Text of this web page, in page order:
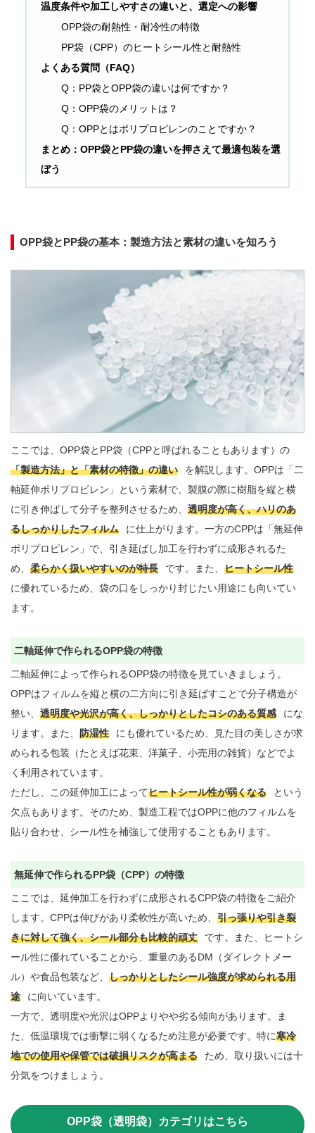
温度条件や加工しやすさの違いと、選定への影響
OPP袋の耐熱性・耐冷性の特徴
PP袋（CPP）のヒートシール性と耐熱性
よくある質問（FAQ）
Q：PP袋とOPP袋の違いは何ですか？
Q：OPP袋のメリットは？
Q：OPPとはポリプロピレンのことですか？
まとめ：OPP袋とPP袋の違いを押さえて最適包装を選
ぼう
OPP袋とPP袋の基本：製造方法と素材の違いを知ろう
ここでは、OPP袋とPP袋（CPPと呼ばれることもあります）の
「製造方法」と「素材の特徴」の違い
を解説します。OPPは「二
軸延伸ポリプロピレン」という素材で、製膜の際に樹脂を縦と横
に引き伸ばして分子を整列させるため、 透明度が高く、ハリのあ
るしっかりしたフィルム
に仕上がります。一方のCPPは「無延伸
ポリプロピレン」で、引き延ばし加工を行わずに成形されるた
め、 柔らかく扱いやすいのが特長 です。また、 ヒートシール性
に優れているため、袋の口をしっかり封じたい用途にも向いてい
ます。
二軸延伸で作られるOPP袋の特徴
二軸延伸によって作られるOPP袋の特徴を見ていきましょう。
OPPはフィルムを縦と横の二方向に引き延ばすことで分子構造が
整い、 透明度や光沢が高く、しっかりとしたコシのある質感
にな
ります。また、 防湿性
にも優れているため、見た目の美しさが求
められる包装（たとえば花束、洋菓子、小売用の雑貨）などでよ
く利用されています。
ただし、この延伸加工によってヒートシール性が弱くなる
という
欠点もあります。そのため、製造工程ではOPPに他のフィルムを
貼り合わせ、シール性を補強して使用することもあります。
無延伸で作られるPP袋（CPP）の特徴
ここでは、延伸加工を行わずに成形されるCPP袋の特徴をご紹介
します。CPPは伸びがあり柔軟性が高いため、 引っ張りや引き裂
きに対して強く、シール部分も比較的頑丈
です。また、ヒートシ
ール性に優れていることから、重量のあるDM（ダイレクトメー
ル）や食品包装など、 しっかりとしたシール強度が求められる用
途
に向いています。
一方で、透明度や光沢はOPPよりやや劣る傾向があります。ま
た、低温環境では衝撃に弱くなるため注意が必要です。特に寒冷
地での使用や保管では破損リスクが高まる
ため、取り扱いには十
分気をつけましょう。
OPP袋（透明袋）カテゴリはこちら